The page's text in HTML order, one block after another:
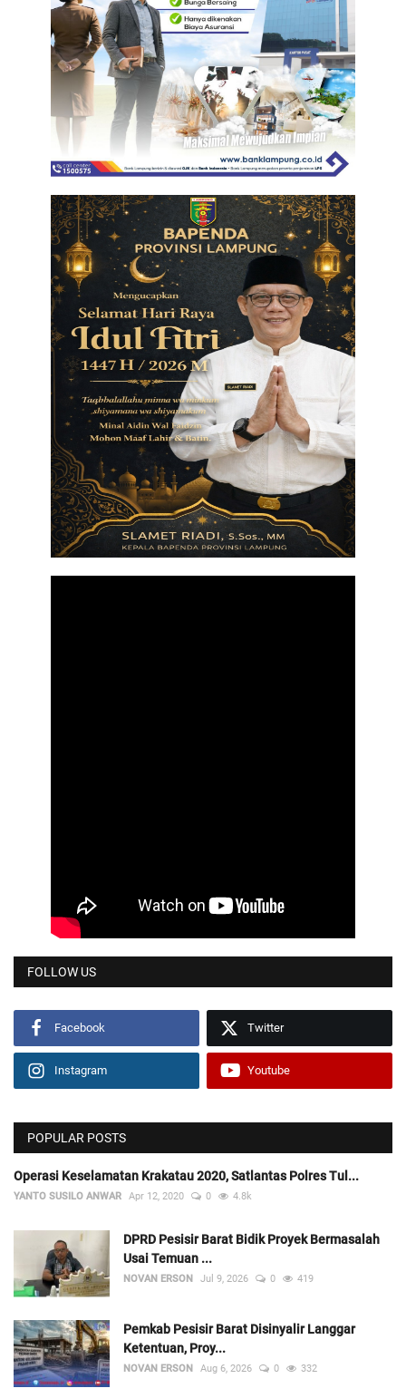
FOLLOW US
Facebook Twitter
Instagram Youtube
POPULAR POSTS
Operasi Keselamatan Krakatau 2020, Satlantas Polres Tul...
YANTO SUSILO ANWAR Apr 12, 2020 0 4.8k
DPRD Pesisir Barat Bidik Proyek Bermasalah
Usai Temuan ...
NOVAN ERSON Jul 9, 2026 0 419
Pemkab Pesisir Barat Disinyalir Langgar
Ketentuan, Proy...
NOVAN ERSON Aug 6, 2026 0 332